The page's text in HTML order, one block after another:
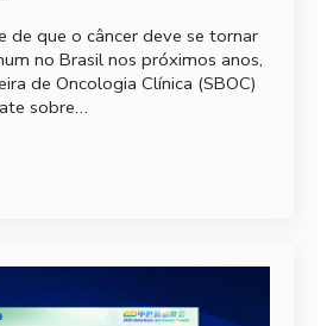
de que o câncer deve se tornar
no Brasil nos próximos anos,
de Oncologia Clínica (SBOC)
sobre…